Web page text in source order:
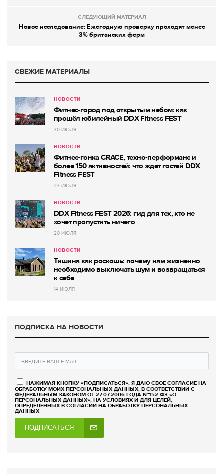
СЛЕДУЮЩИЙ МАТЕРИАЛ
Новое исследование: Ежегодную проверку проходят менее
3% британских ферм
СВЕЖИЕ МАТЕРИАЛЫ
НОВОСТИ
Фитнес-город под открытым небом: как
прошёл юбилейный DDX Fitness FEST
30 ИЮЛЯ
НОВОСТИ
Фитнес-гонка CRACE, техно-перформанс и
более 150 активностей: что ждет гостей DDX
Fitness FEST
23 ИЮЛЯ
НОВОСТИ
DDX Fitness FEST 2026: гид для тех, кто не
хочет пропустить ничего
20 ИЮЛЯ
НОВОСТИ
Тишина как роскошь: почему нам жизненно
необходимо выключать шум и возвращаться
к себе
14 ИЮЛЯ
ПОДПИСКА НА НОВОСТИ
НАЖИМАЯ КНОПКУ «ПОДПИСАТЬСЯ», Я ДАЮ СВОЕ СОГЛАСИЕ НА
ОБРАБОТКУ МОИХ ПЕРСОНАЛЬНЫХ ДАННЫХ, В СООТВЕТСТВИИ С
ФЕДЕРАЛЬНЫМ ЗАКОНОМ ОТ 27.07.2006 ГОДА №152-ФЗ «О
ПЕРСОНАЛЬНЫХ ДАННЫХ», НА УСЛОВИЯХ И ДЛЯ ЦЕЛЕЙ,
ОПРЕДЕЛЕННЫХ В СОГЛАСИИ НА ОБРАБОТКУ ПЕРСОНАЛЬНЫХ
ДАННЫХ
ПОДПИСАТЬСЯ